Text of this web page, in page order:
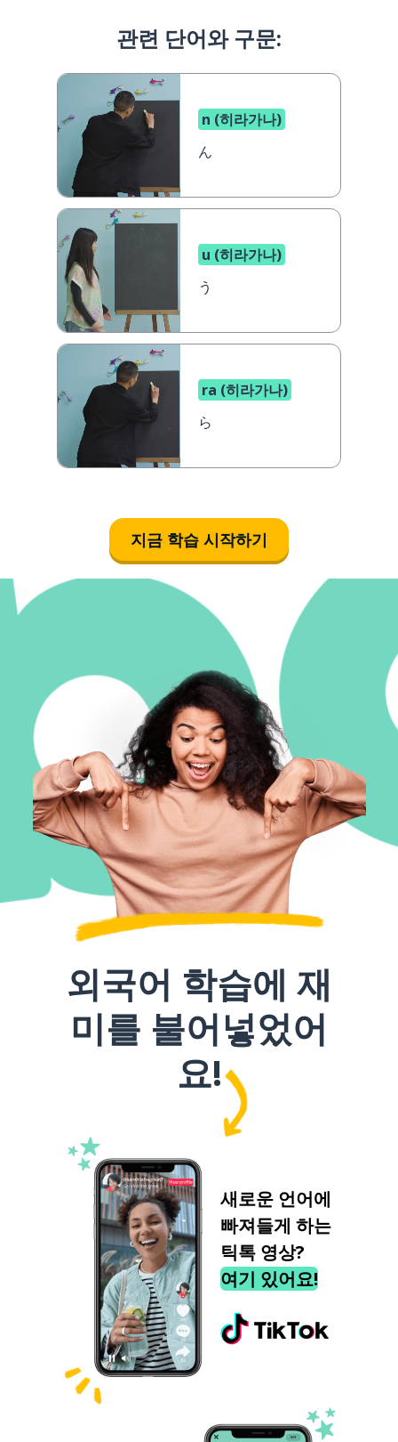
관련 단어와 구문:
n (히라가나)
ん
u (히라가나)
う
ra (히라가나)
ら
지금 학습 시작하기
외국어 학습에 재
미를 불어넣었어
요!
새로운 언어에
빠져들게 하는
틱톡 영상?
여기 있어요!